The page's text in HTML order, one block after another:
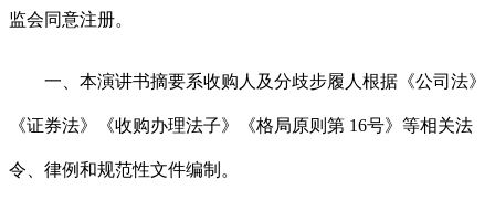
监会同意注册。
一、本演讲书摘要系收购人及分歧步履人根据《公司法》
《证券法》《收购办理法子》《格局原则第 16号》等相关法
令、律例和规范性文件编制。